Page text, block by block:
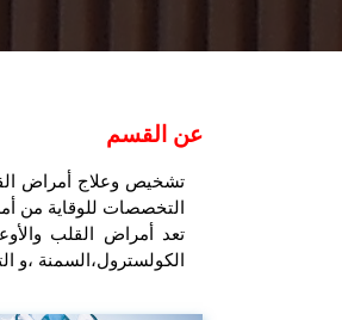
عن القسم
تشخيص وعلاج أمراض
التخصصات للوقاية من
تعد أمراض القلب
الكولسترول،السمنة ،و